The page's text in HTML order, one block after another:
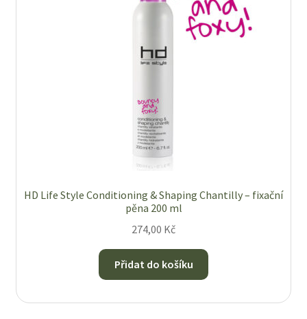
HD Life Style Conditioning & Shaping Chantilly – fixační
pěna 200 ml
274,00 Kč
Přidat do košíku